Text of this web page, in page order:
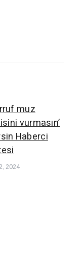
muz
vurmasın’
Haberci
2024